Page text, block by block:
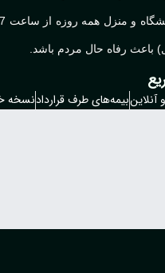
رفاه حال مردم باشد.
بیمه‌های طرف قراردادنسخه خوانی